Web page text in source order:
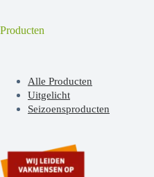
Producten
Alle Producten
Uitgelicht
Seizoensproducten